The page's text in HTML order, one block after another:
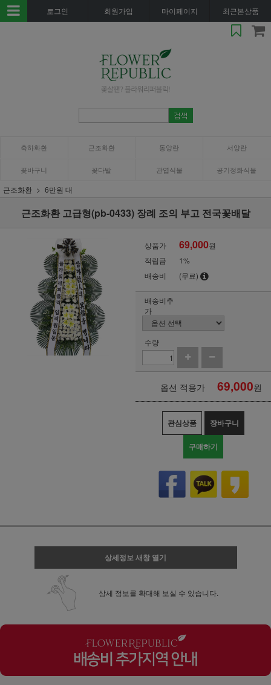
로그인 회원가입 마이페이지 최근본상품
축하화환 근조화환 동양란 서양란
꽃바구니 꽃다발 관엽식물 공기정화식물
근조화환 6만원 대
근조화환 고급형(pb-0433) 장례 조의 부고 전국꽃배달
상품가 69,000원
적립금
1%
배송비
(무료)
배송비추
가
수량
옵션 적용가 69,000원
관심상품 장바구니
구매하기
상세정보 새창 열기
상세 정보를 확대해 보실 수 있습니다.